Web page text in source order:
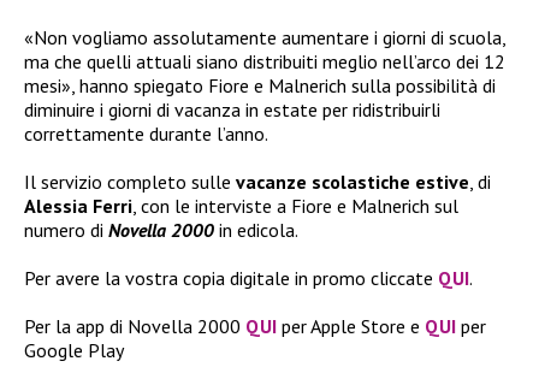
«Non vogliamo assolutamente aumentare i giorni di scuola,
ma che quelli attuali siano distribuiti meglio nell’arco dei 12
mesi», hanno spiegato Fiore e Malnerich sulla possibilità di
diminuire i giorni di vacanza in estate per ridistribuirli
correttamente durante l’anno.
Il servizio completo sulle vacanze scolastiche estive, di
Alessia Ferri, con le interviste a Fiore e Malnerich sul
numero di Novella 2000 in edicola.
Per avere la vostra copia digitale in promo cliccate QUI.
Per la app di Novella 2000 QUI per Apple Store e QUI per
Google Play